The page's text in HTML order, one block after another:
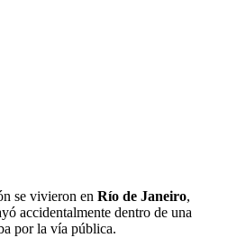
se vivieron en Río de Janeiro,
accidentalmente dentro de una
por la vía pública.